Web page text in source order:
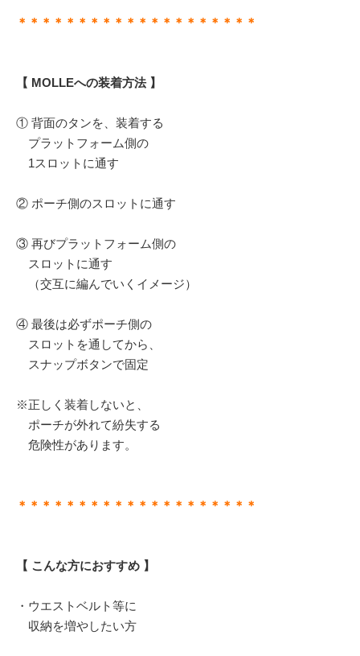
＊＊＊＊＊＊＊＊＊＊＊＊＊＊＊＊＊＊＊＊
【 MOLLEへの装着方法 】
① 背面のタンを、装着する
プラットフォーム側の
1スロットに通す
② ポーチ側のスロットに通す
③ 再びプラットフォーム側の
スロットに通す
（交互に編んでいくイメージ）
④ 最後は必ずポーチ側の
スロットを通してから、
スナップボタンで固定
※正しく装着しないと、
ポーチが外れて紛失する
危険性があります。
＊＊＊＊＊＊＊＊＊＊＊＊＊＊＊＊＊＊＊＊
【 こんな方におすすめ 】
・ウエストベルト等に
収納を増やしたい方